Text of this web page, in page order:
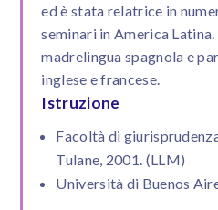
ed è stata relatrice in
seminari in America
madrelingua spagnola e
inglese e francese.
Istruzione
Facoltà di
Tulane, 2001. (LLM)
Università di Buenos